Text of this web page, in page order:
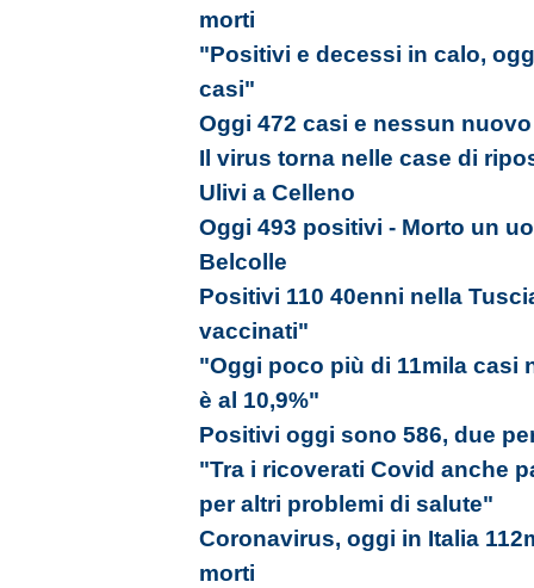
morti
"Positivi e decessi in calo,
casi"
Oggi 472 casi e nessun
Il virus torna nelle case di
Ulivi a Celleno
Oggi 493 positivi - Morto un
Belcolle
Positivi 110 40enni nella
vaccinati"
"Oggi poco più di 11mila casi
è al 10,9%"
Positivi oggi sono 586, due
"Tra i ricoverati Covid anche
per altri problemi di salute"
Coronavirus, oggi in Italia
morti